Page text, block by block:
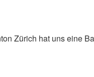
Zürich hat uns eine